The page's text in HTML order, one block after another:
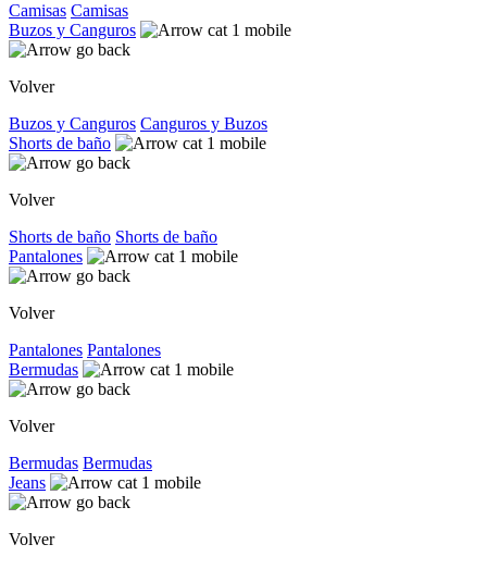
Camisas Camisas
Buzos y Canguros
Volver
Buzos y Canguros Canguros y Buzos
Shorts de baño
Volver
Shorts de baño Shorts de baño
Pantalones
Volver
Pantalones Pantalones
Bermudas
Volver
Bermudas Bermudas
Jeans
Volver